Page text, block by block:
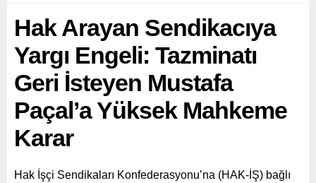
Hak Arayan Sendikacıya
Yargı Engeli: Tazminatı
Geri İsteyen Mustafa
Paçal’a Yüksek Mahkeme
Karar
Hak İşçi Sendikaları Konfederasyonu’na (HAK-İŞ) bağlı